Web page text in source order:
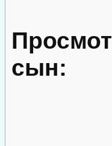
сын: